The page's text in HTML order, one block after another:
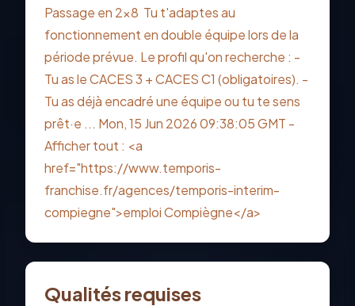
Passage en 2x8  Tu t'adaptes au
fonctionnement en double équipe lors de la
période prévue. Le profil qu'on recherche : -
Tu as le CACES 3 + CACES C1 (obligatoires). -
Tu as déjà encadré une équipe ou tu te sens
prêt·e ... Mon, 15 Jun 2026 09:38:05 GMT -
Afficher tout : <a
href="https://www.temporis-
franchise.fr/agences/temporis-interim-
compiegne">emploi Compiègne</a>
Qualités requises